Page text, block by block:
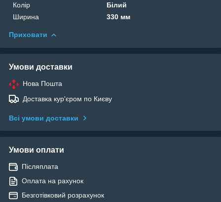
Колір
Білий
Ширина
330 мм
Приховати
Умови доставки
Нова Пошта
Доставка кур'єром по Києву
Всі умови доставки
Умови оплати
Післяплата
Оплата на рахунок
Безготівковий розрахунок